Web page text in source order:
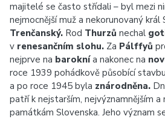
majitelé se často střídali – byl mezi
nejmocnější muž a nekorunovaný král
Trenčanský. Rod Thurzů nechal
v renesančním slohu. Za Pálffyů
nejprve na baroknía nakonec na
roce 1939 pohádkově působící
a po roce 1945 byla znárodněna.
patří k nejstarším, nejvýznamnějším a
památkám Slovenska. Jeho význam